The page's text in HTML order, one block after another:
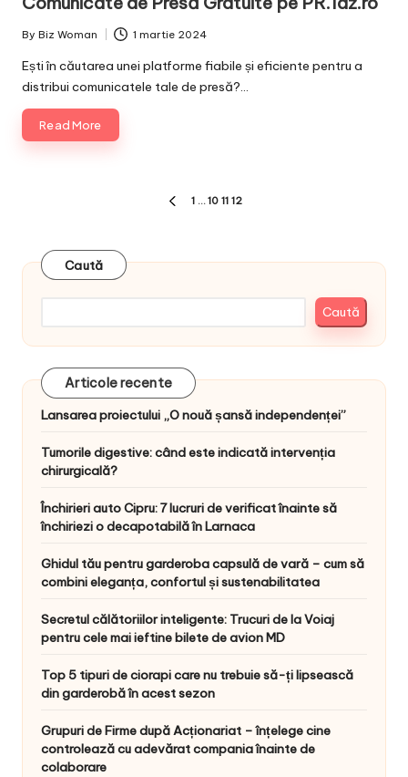
Posted
by
By Biz Woman 1 martie 2024
Ești în căutarea unei platforme fiabile și eficiente pentru a
distribui comunicatele tale de presă?…
Read More
PREVIOUS
1 … 10 11 12
Caută
Caută
Articole recente
Lansarea proiectului „O nouă șansă independenței”
Tumorile digestive: când este indicată intervenția
chirurgicală?
Închirieri auto Cipru: 7 lucruri de verificat înainte să
închiriezi o decapotabilă în Larnaca
Ghidul tău pentru garderoba capsulă de vară – cum să
combini eleganța, confortul și sustenabilitatea
Secretul călătoriilor inteligente: Trucuri de la Voiaj
pentru cele mai ieftine bilete de avion MD
Top 5 tipuri de ciorapi care nu trebuie să-ți lipsească
din garderobă în acest sezon
Grupuri de Firme după Acționariat – înțelege cine
controlează cu adevărat compania înainte de
colaborare